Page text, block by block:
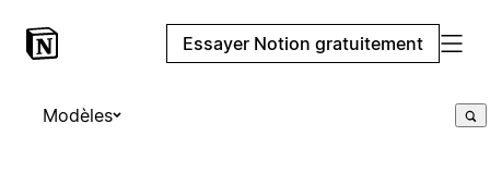
Essayer Notion gratuitement
Modèles